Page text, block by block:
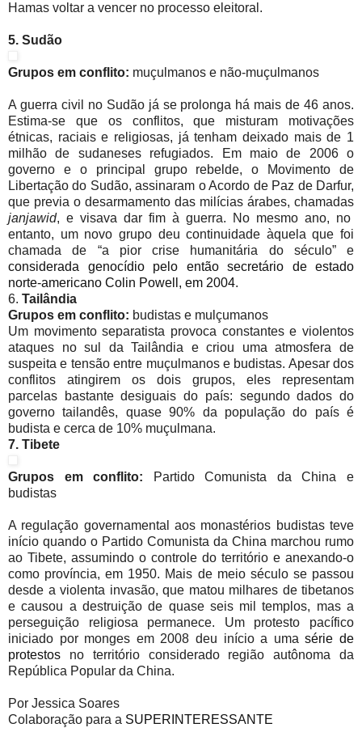
Hamas voltar a vencer no processo eleitoral.
5. Sudão
Grupos em conflito: muçulmanos e não-muçulmanos
A guerra civil no Sudão já se prolonga há mais de 46 anos.
Estima-se que os conflitos, que misturam motivações
étnicas, raciais e religiosas, já tenham deixado mais de 1
milhão de sudaneses refugiados. Em maio de 2006 o
governo e o principal grupo rebelde, o Movimento de
Libertação do Sudão, assinaram o Acordo de Paz de Darfur,
que previa o desarmamento das milícias árabes, chamadas
janjawid, e visava dar fim à guerra. No mesmo ano, no
entanto, um novo grupo deu continuidade àquela que foi
chamada de “a pior crise humanitária do século” e
considerada genocídio pelo então secretário de estado
norte-americano Colin Powell, em 2004.
6. Tailândia
Grupos em conflito: budistas e mulçumanos
Um movimento separatista provoca constantes e violentos
ataques no sul da Tailândia e criou uma atmosfera de
suspeita e tensão entre muçulmanos e budistas. Apesar dos
conflitos atingirem os dois grupos, eles representam
parcelas bastante desiguais do país: segundo dados do
governo tailandês, quase 90% da população do país é
budista e cerca de 10% muçulmana.
7. Tibete
Grupos em conflito: Partido Comunista da China e
budistas
A regulação governamental aos monastérios budistas teve
início quando o Partido Comunista da China marchou rumo
ao Tibete, assumindo o controle do território e anexando-o
como província, em 1950. Mais de meio século se passou
desde a violenta invasão, que matou milhares de tibetanos
e causou a destruição de quase seis mil templos, mas a
perseguição religiosa permanece. Um protesto pacífico
iniciado por monges em 2008 deu início a umasérie de
protestos no território considerado região autônoma da
República Popular da China.
Por Jessica Soares
Colaboração para a SUPERINTERESSANTE